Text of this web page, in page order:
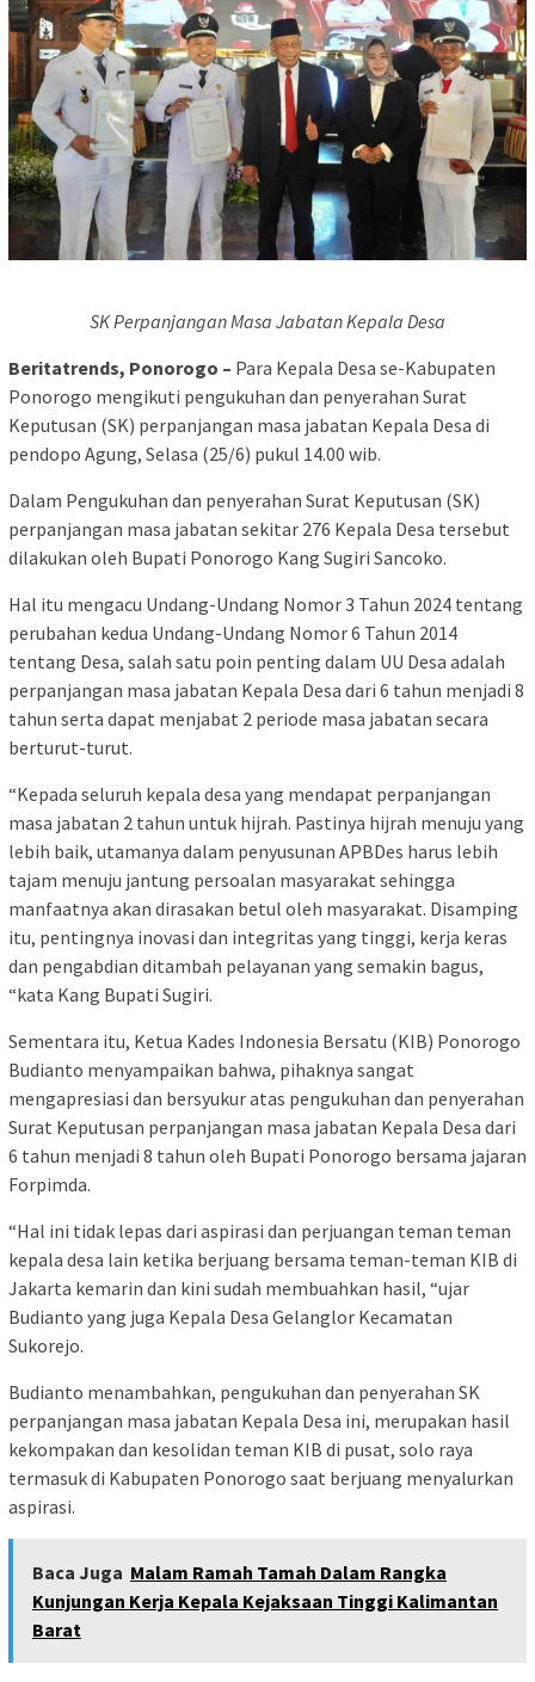
SK Perpanjangan Masa Jabatan Kepala Desa
Beritatrends, Ponorogo – Para Kepala Desa se-Kabupaten
Ponorogo mengikuti pengukuhan dan penyerahan Surat
Keputusan (SK) perpanjangan masa jabatan Kepala Desa di
pendopo Agung, Selasa (25/6) pukul 14.00 wib.
Dalam Pengukuhan dan penyerahan Surat Keputusan (SK)
perpanjangan masa jabatan sekitar 276 Kepala Desa tersebut
dilakukan oleh Bupati Ponorogo Kang Sugiri Sancoko.
Hal itu mengacu Undang-Undang Nomor 3 Tahun 2024 tentang
perubahan kedua Undang-Undang Nomor 6 Tahun 2014
tentang Desa, salah satu poin penting dalam UU Desa adalah
perpanjangan masa jabatan Kepala Desa dari 6 tahun menjadi 8
tahun serta dapat menjabat 2 periode masa jabatan secara
berturut-turut.
“Kepada seluruh kepala desa yang mendapat perpanjangan
masa jabatan 2 tahun untuk hijrah. Pastinya hijrah menuju yang
lebih baik, utamanya dalam penyusunan APBDes harus lebih
tajam menuju jantung persoalan masyarakat sehingga
manfaatnya akan dirasakan betul oleh masyarakat. Disamping
itu, pentingnya inovasi dan integritas yang tinggi, kerja keras
dan pengabdian ditambah pelayanan yang semakin bagus,
“kata Kang Bupati Sugiri.
Sementara itu, Ketua Kades Indonesia Bersatu (KIB) Ponorogo
Budianto menyampaikan bahwa, pihaknya sangat
mengapresiasi dan bersyukur atas pengukuhan dan penyerahan
Surat Keputusan perpanjangan masa jabatan Kepala Desa dari
6 tahun menjadi 8 tahun oleh Bupati Ponorogo bersama jajaran
Forpimda.
“Hal ini tidak lepas dari aspirasi dan perjuangan teman teman
kepala desa lain ketika berjuang bersama teman-teman KIB di
Jakarta kemarin dan kini sudah membuahkan hasil, “ujar
Budianto yang juga Kepala Desa Gelanglor Kecamatan
Sukorejo.
Budianto menambahkan, pengukuhan dan penyerahan SK
perpanjangan masa jabatan Kepala Desa ini, merupakan hasil
kekompakan dan kesolidan teman KIB di pusat, solo raya
termasuk di Kabupaten Ponorogo saat berjuang menyalurkan
aspirasi.
Baca Juga Malam Ramah Tamah Dalam Rangka
Kunjungan Kerja Kepala Kejaksaan Tinggi Kalimantan
Barat